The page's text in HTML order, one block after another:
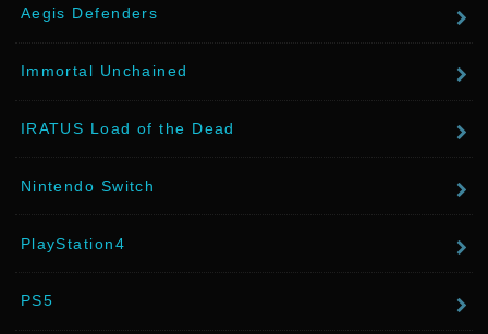
Aegis Defenders
Immortal Unchained
IRATUS Load of the Dead
Nintendo Switch
PlayStation4
PS5